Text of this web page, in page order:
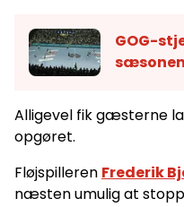
GOG-
Alligevel fik gæsterne
opgøret.
Fløjspilleren Frederik
næsten umulig at